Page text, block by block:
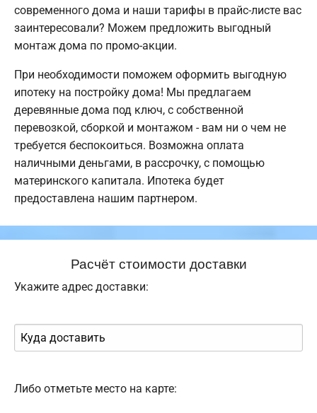
современного дома и наши тарифы в прайс-листе вас
заинтересовали? Можем предложить выгодный
монтаж дома по промо-акции.
При необходимости поможем оформить выгодную
ипотеку на постройку дома! Мы предлагаем
деревянные дома под ключ, с собственной
перевозкой, сборкой и монтажом - вам ни о чем не
требуется беспокоиться. Возможна оплата
наличными деньгами, в рассрочку, с помощью
материнского капитала. Ипотека будет
предоставлена нашим партнером.
Расчёт стоимости доставки
Укажите адрес доставки:
Либо отметьте место на карте: